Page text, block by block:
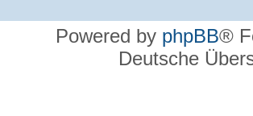
Powered by phpBB®
Deutsche